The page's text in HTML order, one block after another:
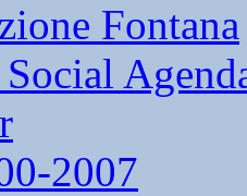
Fontana
2007